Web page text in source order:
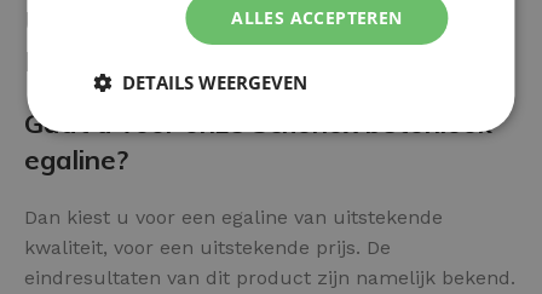
Uw vloer afwerken met Betonlook
Egaline? Diverse voor- en nadelen:
Gaat u voor onze Schönox betonlook
egaline?
Dan kiest u voor een egaline van uitstekende
kwaliteit, voor een uitstekende prijs. De
eindresultaten van dit product zijn namelijk bekend.
ALLES ACCEPTEREN
DETAILS WEERGEVEN